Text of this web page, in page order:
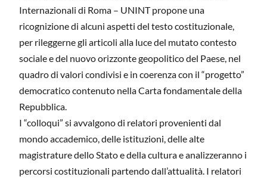
Internazionali di Roma – UNINT propone una
ricognizione di alcuni aspetti del testo costituzionale,
per rileggerne gli articoli alla luce del mutato contesto
sociale e del nuovo orizzonte geopolitico del Paese, nel
quadro di valori condivisi e in coerenza con il “progetto”
democratico contenuto nella Carta fondamentale della
Repubblica.
I “colloqui” si avvalgono di relatori provenienti dal
mondo accademico, delle istituzioni, delle alte
magistrature dello Stato e della cultura e analizzeranno i
percorsi costituzionali partendo dall’attualità. I relatori